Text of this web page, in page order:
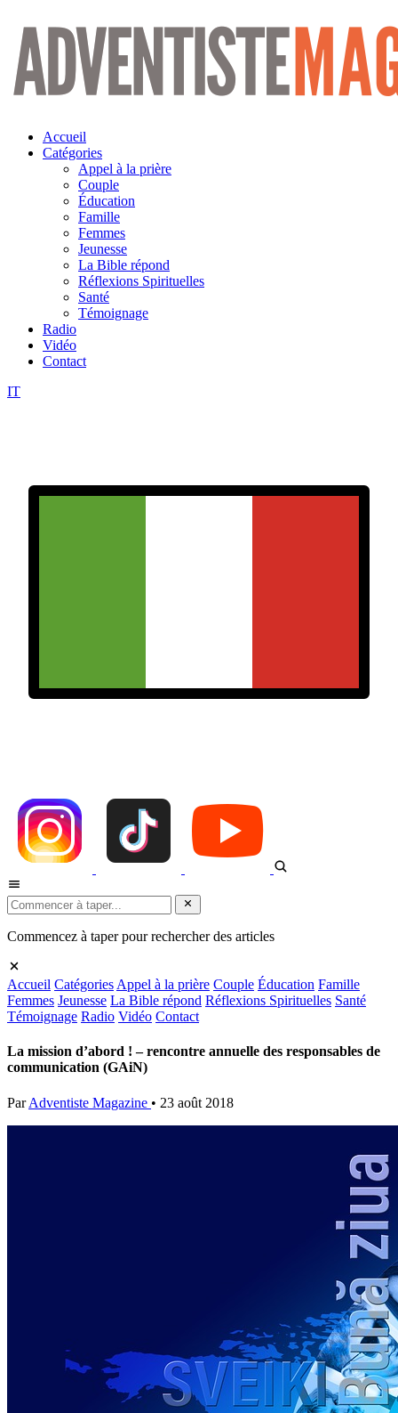
Aller
contenu
Accueil
Catégories
Appel à la prière
Couple
Éducation
Famille
Femmes
Jeunesse
La Bible répond
Réflexions Spirituelles
Santé
Témoignage
Radio
Vidéo
Contact
IT
Commencez à taper pour rechercher des articles
Accueil Catégories Appel à la prière Couple Éducation Famille
Femmes Jeunesse La Bible répond Réflexions Spirituelles Santé
Témoignage Radio Vidéo Contact
La mission d’abord ! – rencontre annuelle des responsables de
communication (GAiN)
Par Adventiste Magazine • 23 août 2018